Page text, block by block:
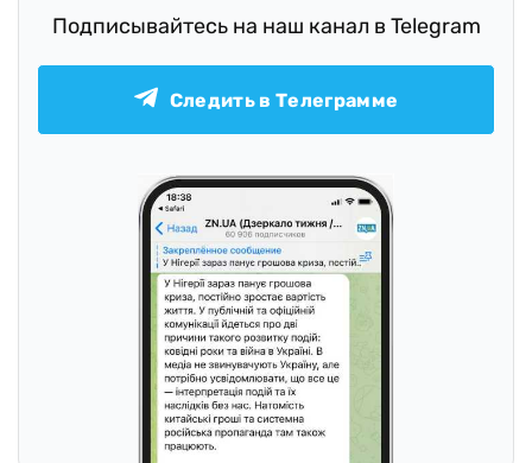
Подписывайтесь на наш канал в Telegram
Следить в Телеграмме